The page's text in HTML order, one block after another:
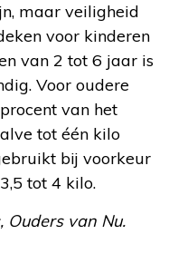
maar veiligheid
voor kinderen
van 2 tot 6 jaar is
Voor oudere
van het
tot één kilo
bij voorkeur
tot 4 kilo.
Ouders van Nu.